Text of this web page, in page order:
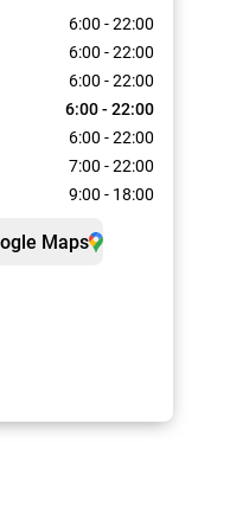
6:00 - 22:00
6:00 - 22:00
6:00 - 22:00
6:00 - 22:00
6:00 - 22:00
7:00 - 22:00
9:00 - 18:00
Maps